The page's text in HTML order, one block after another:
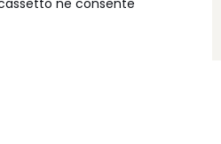
ne consente